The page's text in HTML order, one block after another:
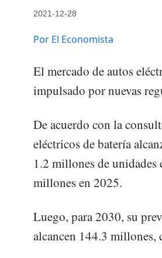
2021-12-28
Por El Economista
El mercado de autos
impulsado por nuevas
De acuerdo con la
eléctricos de batería
1.2 millones de
millones en 2025.
Luego, para 2030, su
alcancen 144.3 millones,